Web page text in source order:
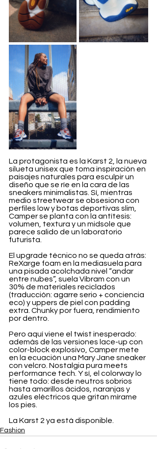
La protagonista es la Karst 2, la nueva
silueta unisex que toma inspiración en
paisajes naturales para esculpir un
diseño que se ríe en la cara de las
sneakers minimalistas. Sí, mientras
medio streetwear se obsesiona con
perfiles low y botas deportivas slim,
Camper se planta con la antítesis:
volumen, textura y un midsole que
parece salido de un laboratorio
futurista.
El upgrade técnico no se queda atrás:
ReXarge foam en la mediasuela para
una pisada acolchada nivel “andar
entre nubes”, suela Vibram con un
30% de materiales reciclados
(traducción: agarre serio + conciencia
eco) y uppers de piel con padding
extra. Chunky por fuera, rendimiento
por dentro.
Pero aquí viene el twist inesperado:
además de las versiones lace-up con
color-block explosivo, Camper mete
en la ecuación una Mary Jane sneaker
con velcro. Nostalgia pura meets
performance tech. Y sí, el colorway lo
tiene todo: desde neutros sobrios
hasta amarillos ácidos, naranjas y
azules eléctricos que gritan mírame
los pies.
La Karst 2 ya está disponible.
Fashion